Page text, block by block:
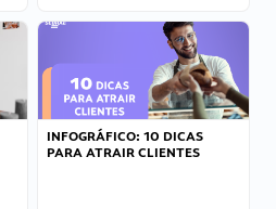
INFOGRÁFICO: 10 DICAS
PARA ATRAIR CLIENTES